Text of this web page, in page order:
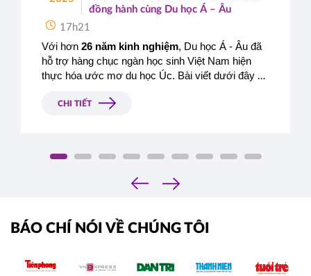
đồng hành cùng Du học Á – Âu
17h21
Với hơn 26 năm kinh nghiệm, Du học Á - Âu đã
hỗ trợ hàng chục ngàn học sinh Việt Nam hiện
thực hóa ước mơ du học Úc. Bài viết dưới đây sẽ
đồng thời giới thiệu những trường đại học - cao
CHI TIẾT
‹
›
BÁO CHÍ NÓI VỀ CHÚNG TÔI